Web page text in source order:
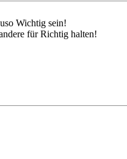
Wichtig sein!
für Richtig halten!